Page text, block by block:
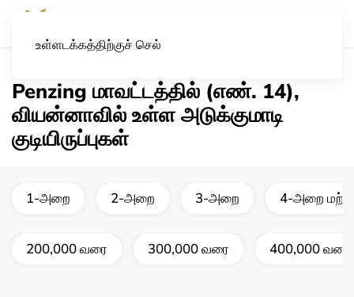
உள்ளடக்கத்திற்குச் செல்
Penzing மாவட்டத்தில் (எண். 14),
வியன்னாவில் உள்ள அடுக்குமாடி
குடியிருப்புகள்
1-அறை 2-அறை 3-அறை 4-அறை
200,000 வரை 300,000 வரை 400,000 வரை